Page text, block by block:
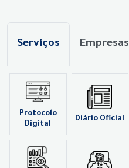
Serviços Empresas
Protocolo
Digital
Diário Oficial